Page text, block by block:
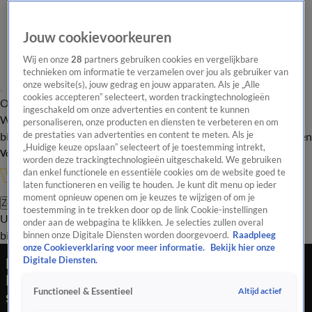
Overzicht Onze programma's Uitzendingen Onze gezichten
In de
WandelgangenInterviewsUitzending
bijwonenPodcastShopVeelgestelde vragenKijkersvraag insturen
Volg Vandaag Inside
Zoeken
UitzendingenVandaag InsideDe OranjezomerShopUitzending
bijwonen
Nicky van der Gijp over mogelijke transfer
Kenneth Taylor naar Lazio: 'Voor Ajax niet zo
slecht'
Jouw cookievoorkeuren
Wij en onze28 partners gebruiken cookies en vergelijkbare
technieken om informatie te verzamelen over jou als gebruiker van
onze website(s), jouw gedrag en jouw apparaten. Als je „Alle
cookies accepteren” selecteert, worden trackingtechnologieën
ingeschakeld om onze advertenties en content te kunnen
personaliseren, onze producten en diensten te verbeteren en om
de prestaties van advertenties en content te meten. Als je
„Huidige keuze opslaan” selecteert of je toestemming intrekt,
worden deze trackingtechnologieën uitgeschakeld. We gebruiken
dan enkel functionele en essentiële cookies om de website goed te
laten functioneren en veilig te houden. Je kunt dit menu op ieder
moment opnieuw openen om je keuzes te wijzigen of om je
toestemming in te trekken door op de link Cookie-instellingen
onder aan de webpagina te klikken. Je selecties zullen overal
binnen onze Digitale Diensten worden doorgevoerd. Raadpleeg
onze Cookieverklaring voor meer informatie.
Bekijk hier onze
Digitale Diensten.
Functioneel & Essentieel Altijd actief